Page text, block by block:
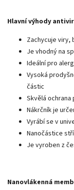
Hlavní výhody
Zachycuje
Je vhodný na
Ideální pro
Vysoká
částic
Skvělá
Nákrčník je
Vyrábí se v
Nanočástice
Je vyroben z
Nanovlákenná